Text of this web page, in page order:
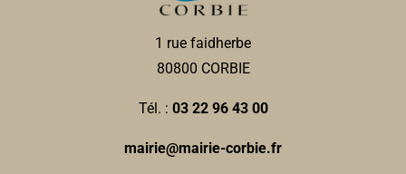
1 rue faidherbe
80800 CORBIE
Tél. : 03 22 96 43 00
mairie@mairie-corbie.fr